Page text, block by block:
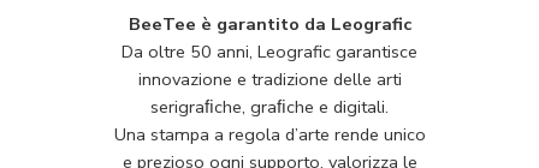
BeeTee è garantito da Leografic
Da oltre 50 anni, Leografic garantisce
innovazione e tradizione delle arti
serigraﬁche, graﬁche e digitali.
Una stampa a regola d’arte rende unico
e prezioso ogni supporto, valorizza le